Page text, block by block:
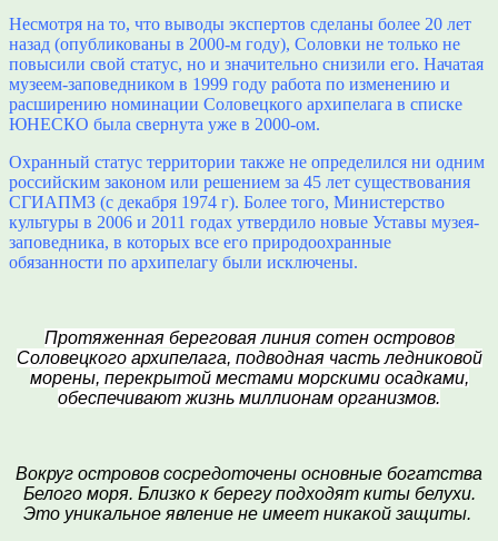
Несмотря на то, что выводы экспертов сделаны более 20 лет
назад (опубликованы в 2000-м году), Соловки не только не
повысили свой статус, но и значительно снизили его. Начатая
музеем-заповедником в 1999 году работа по изменению и
расширению номинации Соловецкого архипелага в списке
ЮНЕСКО была свернута уже в 2000-ом.
Охранный статус территории также не определился ни одним
российским законом или решением за 45 лет существования
СГИАПМЗ (с декабря 1974 г). Более того, Министерство
культуры в 2006 и 2011 годах утвердило новые Уставы музея-
заповедника, в которых все его природоохранные
обязанности по архипелагу были исключены.
Протяженная береговая линия сотен островов
Соловецкого архипелага, подводная часть ледниковой
морены, перекрытой местами морскими осадками,
обеспечивают жизнь миллионам организмов.
Вокруг островов соcредоточены основные богатства
Белого моря. Близко к берегу подходят киты белухи.
Это уникальное явление не имеет никакой защиты.